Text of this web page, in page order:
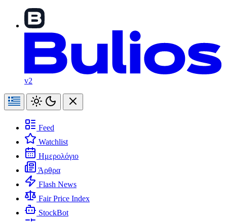
v2
Feed
Watchlist
Ημερολόγιο
Άρθρα
Flash News
Fair Price Index
StockBot